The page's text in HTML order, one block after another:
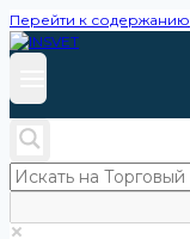
Перейти к содержанию